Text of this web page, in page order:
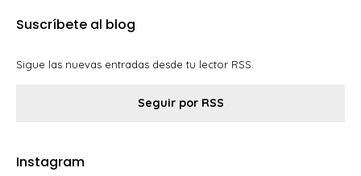
Suscríbete al blog
Sigue las nuevas entradas desde tu lector RSS.
Seguir por RSS
Instagram